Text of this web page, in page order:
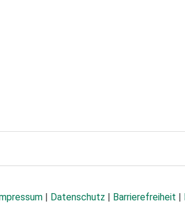
| Datenschutz | Barrierefreiheit |